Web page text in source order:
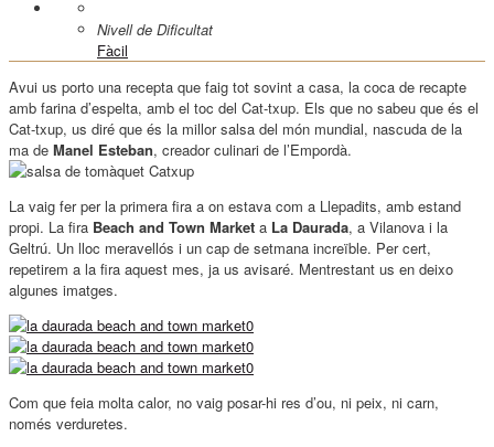
Nivell de Dificultat
Fàcil
Avui us porto una recepta que faig tot sovint a casa, la coca de recapte
amb farina d’espelta, amb el toc del Cat-txup. Els que no sabeu que és el
Cat-txup, us diré que és la millor salsa del món mundial, nascuda de la
ma de Manel Esteban, creador culinari de l’Empordà.
La vaig fer per la primera fira a on estava com a Llepadits, amb estand
propi. La fira Beach and Town Market a La Daurada, a Vilanova i la
Geltrú. Un lloc meravellós i un cap de setmana increïble. Per cert,
repetirem a la fira aquest mes, ja us avisaré. Mentrestant us en deixo
algunes imatges.
Com que feia molta calor, no vaig posar-hi res d’ou, ni peix, ni carn,
només verduretes.